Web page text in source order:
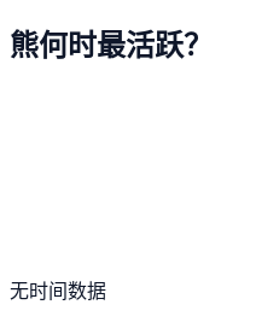
熊何时最活跃？
无时间数据